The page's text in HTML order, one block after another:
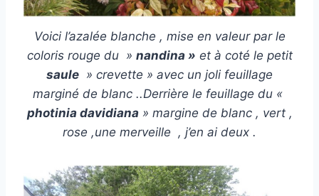
Voici l’azalée blanche , mise en valeur par le
coloris rouge du » nandina » et à coté le petit
saule » crevette » avec un joli feuillage
marginé de blanc ..Derrière le feuillage du «
photinia davidiana» margine de blanc , vert ,
rose ,une merveille , j’en ai deux .